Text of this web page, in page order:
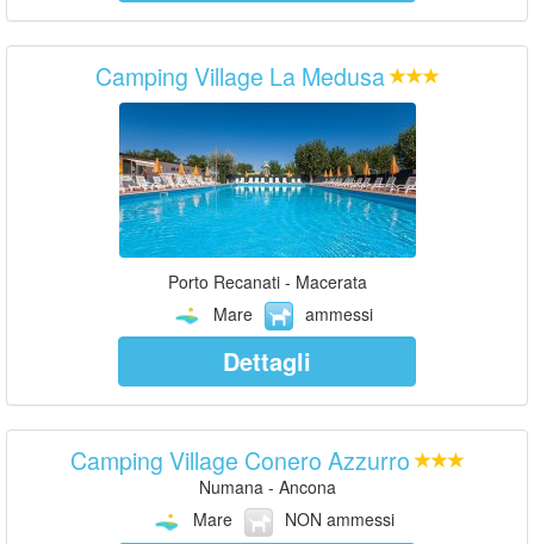
Camping Village La Medusa
Porto Recanati - Macerata
Mare
ammessi
Dettagli
Camping Village Conero Azzurro
Numana - Ancona
Mare
NON ammessi